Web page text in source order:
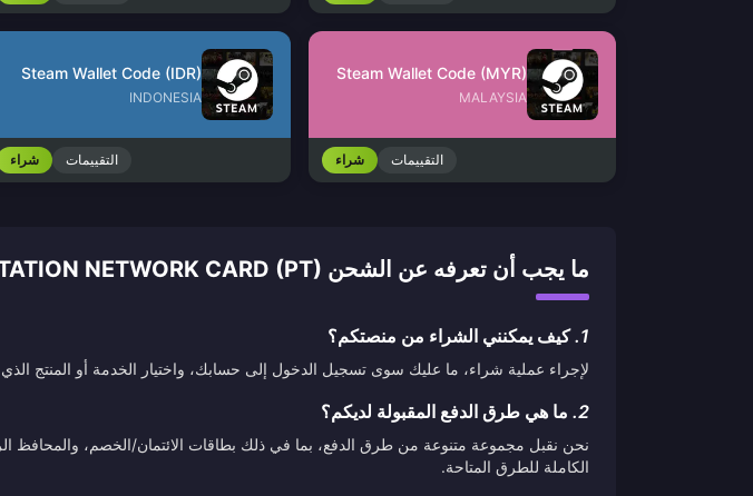
Steam Wallet Code (MYR)
MALAYSIA
التقييمات شراء
Steam Wallet Code (IDR)
INDONESIA
التقييمات شراء
ما يجب أن تعرفه عن الشحن PLAYSTATION NETWORK CARD (PT)
1. كيف يمكنني الشراء من منصتكم؟
لإجراء عملية شراء، ما عليك سوى تسجيل الدخول إلى حسابك، واختيار الخدمة أو المنتج
2. ما هي طرق الدفع المقبولة لديكم؟
نحن نقبل مجموعة متنوعة من طرق الدفع، بما في ذلك بطاقات الائتمان/الخصم، والمحافظ
الكاملة للطرق المتاحة.